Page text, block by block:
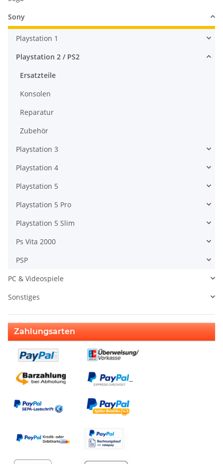
Sony
Playstation 1
Playstation 2 / PS2
Ersatzteile
Konsolen
Reparatur
Zubehör
Playstation 3
Playstation 4
Playstation 5
Playstation 5 Pro
Playstation 5 Slim
Ps Vita 2000
PSP
PC & Videospiele
Sonstiges
Zahlungsarten